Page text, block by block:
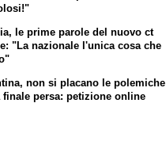
le prime parole del nuovo ct
"La nazionale l'unica cosa che
non si placano le polemiche
finale persa: petizione online